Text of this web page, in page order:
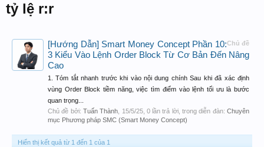
tỷ lệ r:r
Chủ đề
[Hướng Dẫn] Smart Money Concept Phần 10:
3 Kiểu Vào Lệnh Order Block Từ Cơ Bản Đến Nâng
Cao
1. Tóm tắt nhanh trước khi vào nội dung chính Sau khi đã xác định
vùng Order Block tiềm năng, việc tìm điểm vào lệnh tối ưu là bước
quan trọng...
Chủ đề bởi: Tuấn Thành 15/5/25, 0 lần trả lời, trong diễn đàn:Chuyên
mục Phương pháp SMC (Smart Money Concept)
Hiển thị kết quả từ 1 đến 1 của 1